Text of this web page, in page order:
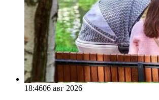
18:4606 авг 2026